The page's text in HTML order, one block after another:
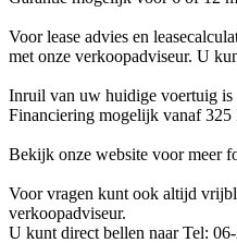
Voor lease advies en
met onze verkoopadviseur. U
Inruil van uw huidige voertuig
Financiering mogelijk vanaf 325
Bekijk onze website voor meer
Voor vragen kunt ook altijd
verkoopadviseur.
U kunt direct bellen naar Tel: